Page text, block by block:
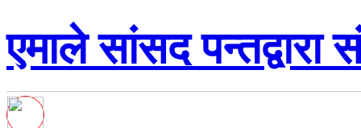
एमाले सांसद